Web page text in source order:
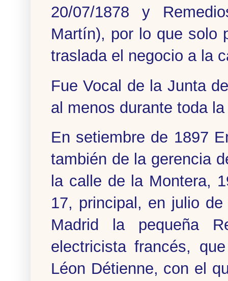
20/07/1878 y
Martín), por lo que solo
traslada el negocio a la
Fue Vocal de la Junta
al menos durante toda
En setiembre de 1897
también de la gerencia
la calle de la Montera,
17, principal, en julio
Madrid la pequeña
electricista francés,
Léon Détienne, con el